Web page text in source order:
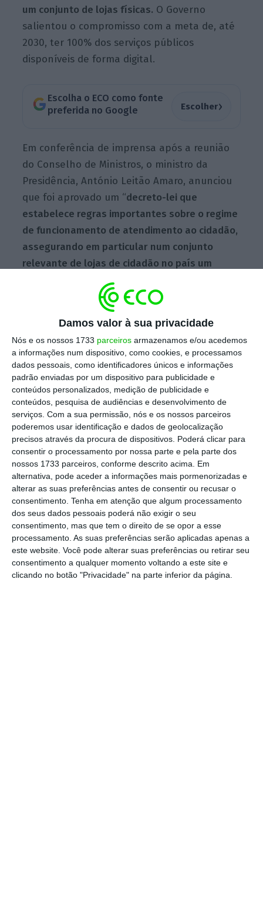
Damos valor à sua privacidade
Nós e os nossos 1733 parceiros armazenamos e/ou acedemos
a informações num dispositivo, como cookies, e processamos
dados pessoais, como identificadores únicos e informações
padrão enviadas por um dispositivo para publicidade e
conteúdos personalizados, medição de publicidade e
conteúdos, pesquisa de audiências e desenvolvimento de
serviços. Com a sua permissão, nós e os nossos parceiros
poderemos usar identificação e dados de geolocalização
precisos através da procura de dispositivos. Poderá clicar para
consentir o processamento por nossa parte e pela parte dos
nossos 1733 parceiros, conforme descrito acima. Em
alternativa, pode aceder a informações mais pormenorizadas e
alterar as suas preferências antes de consentir ou recusar o
consentimento. Tenha em atenção que algum processamento
dos seus dados pessoais poderá não exigir o seu
consentimento, mas que tem o direito de se opor a esse
processamento. As suas preferências serão aplicadas apenas a
este website. Você pode alterar suas preferências ou retirar seu
consentimento a qualquer momento voltando a este site e
clicando no botão "Privacidade" na parte inferior da página.
um conjunto de lojas físicas. O Governo
salientou o compromisso com a meta de, até
2030, ter 100% dos serviços públicos
disponíveis de forma digital.
Escolha o ECO como fonte
preferida no Google
Escolher›
Em conferência de imprensa após a reunião
do Conselho de Ministros, o ministro da
Presidência, António Leitão Amaro, anunciou
que foi aprovado um “decreto-lei que
estabelece regras importantes sobre o regime
de funcionamento de atendimento ao cidadão,
assegurando em particular num conjunto
relevante de lojas de cidadão no país um
horário mais alargado,
mais porta aberta”.
Governo vai abrir mais 18 lojas de cidadão. Veja a
lista
Ler Mais
Ao lado de Leitão Amaro, o ministro da
Reforma do Estado, Gonçalo Matias, anunciou
então os detalhes. “A situação atual que
temos e que vivemos nos últimos anos nas
lojas do cidadão é de filas intermináveis,
senhas esgotadas na abertura das lojas,
serviços com horários diferentes, em alguns
casos atendimentos só por marcação”,
elencou o governante, garantindo que o